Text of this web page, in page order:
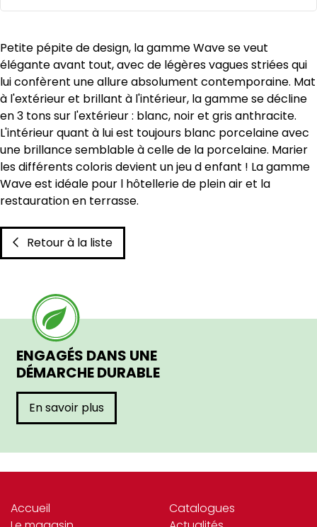
Petite pépite de design, la gamme Wave se veut
élégante avant tout, avec de légères vagues striées qui
lui confèrent une allure absolument contemporaine. Mat
à l'extérieur et brillant à l'intérieur, la gamme se décline
en 3 tons sur l'extérieur : blanc, noir et gris anthracite.
L'intérieur quant à lui est toujours blanc porcelaine avec
une brillance semblable à celle de la porcelaine. Marier
les différents coloris devient un jeu d enfant ! La gamme
Wave est idéale pour l hôtellerie de plein air et la
restauration en terrasse.
Retour à la liste
ENGAGÉS DANS UNE
DÉMARCHE DURABLE
En savoir plus
Accueil
Catalogues